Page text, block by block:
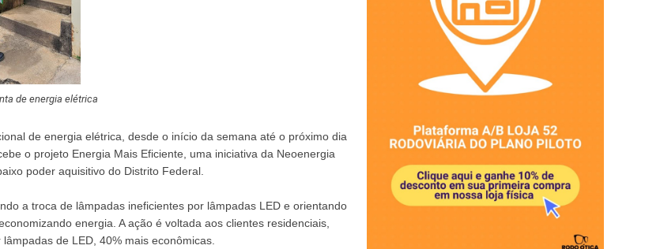
de energia elétrica
de energia elétrica, desde o início da semana até o próximo dia
o projeto Energia Mais Eficiente, uma iniciativa da Neoenergia
poder aquisitivo do Distrito Federal.
a troca de lâmpadas ineficientes por lâmpadas LED e orientando
energia. A ação é voltada aos clientes residenciais,
de LED, 40% mais econômicas.